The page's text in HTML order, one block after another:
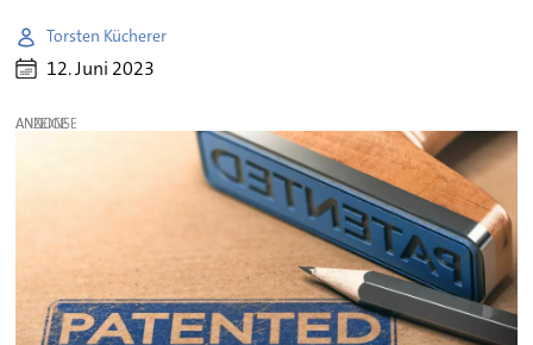
Torsten Kücherer
12. Juni 2023
ANZEIGE